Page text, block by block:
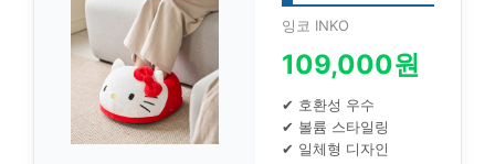
잉코 INKO
109,000원
✔ 호환성 우수
✔ 볼륨 스타일링
✔ 일체형 디자인